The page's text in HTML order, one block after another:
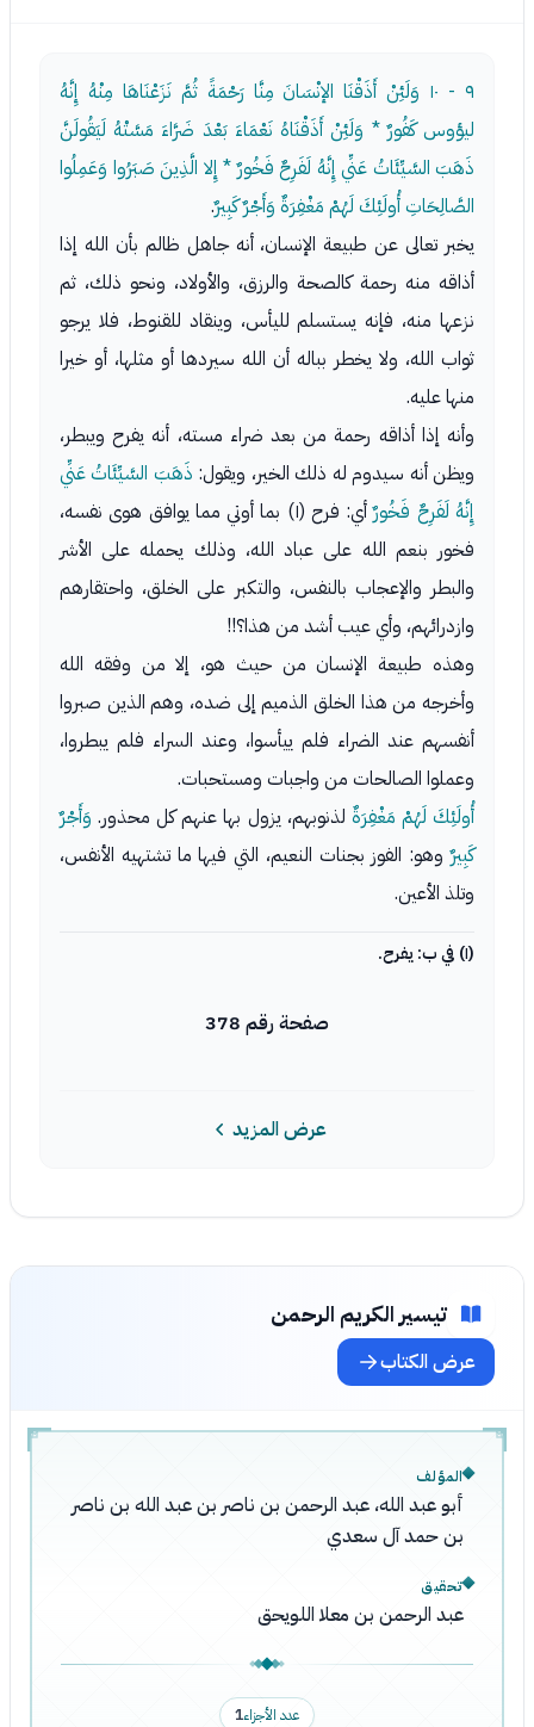
٩ - ١٠
وَلَئِنْ أَذَقْنَا الإنْسَانَ مِنَّا رَحْمَةً ثُمَّ نَزَعْنَاهَا مِنْهُ إِنَّهُ
ليؤوس كَفُورٌ * وَلَئِنْ أَذَقْنَاهُ نَعْمَاءَ بَعْدَ ضَرَّاءَ مَسَّتْهُ لَيَقُولَنَّ
ذَهَبَ السَّيِّئَاتُ عَنِّي إِنَّهُ لَفَرِحٌ فَخُورٌ * إِلا الَّذِينَ صَبَرُوا وَعَمِلُوا
الصَّالِحَاتِ أُولَئِكَ لَهُمْ مَغْفِرَةٌ وَأَجْرٌ كَبِيرٌ.
يخبر تعالى عن طبيعة الإنسان، أنه جاهل ظالم بأن الله إذا
أذاقه منه رحمة كالصحة والرزق، والأولاد، ونحو ذلك، ثم
نزعها منه، فإنه يستسلم لليأس، وينقاد للقنوط، فلا يرجو
ثواب الله، ولا يخطر بباله أن الله سيردها أو مثلها، أو خيرا
منها عليه.
وأنه إذا أذاقه رحمة من بعد ضراء مسته، أنه يفرح ويبطر،
ويظن أنه سيدوم له ذلك الخير، ويقول: ذَهَبَ السَّيِّئَاتُ عَنِّي
إِنَّهُ لَفَرِحٌ فَخُورٌ
أي: فرح (١) بما أوتي مما يوافق هوى نفسه،
فخور بنعم الله على عباد الله، وذلك يحمله على الأشر
والبطر والإعجاب بالنفس، والتكبر على الخلق، واحتقارهم
وازدرائهم، وأي عيب أشد من هذا؟!!
وهذه طبيعة الإنسان من حيث هو، إلا من وفقه الله
وأخرجه من هذا الخلق الذميم إلى ضده، وهم الذين صبروا
أنفسهم عند الضراء فلم ييأسوا، وعند السراء فلم يبطروا،
وعملوا الصالحات من واجبات ومستحبات.
أُولَئِكَ لَهُمْ مَغْفِرَةٌ لذنوبهم، يزول بها عنهم كل محذور. وَأَجْرٌ
كَبِيرٌوهو: الفوز بجنات النعيم، التي فيها ما تشتهيه الأنفس،
وتلذ الأعين.
(١) في ب: يفرح.
صفحة رقم 378
عرض المزيد
تيسير الكريم الرحمن
عرض الكتاب
المؤلف
أبو عبد الله، عبد الرحمن بن ناصر بن عبد الله بن ناصر
بن حمد آل سعدي
تحقيق
عبد الرحمن بن معلا اللويحق
عدد الأجزاء1